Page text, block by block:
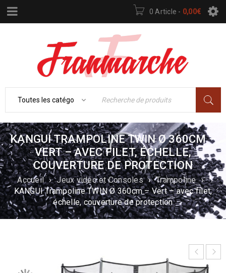
0 Article - 0,00€
KANGUI TRAMPOLINE TWIN Ø 360CM –
VERT – AVEC FILET, ÉCHELLE,
COUVERTURE DE PROTECTION
Accueil › Jeux vidéo et Consoles › Trampoline ›
KANGUI Trampoline TWIN Ø 360cm – Vert – avec filet,
échelle, couverture de protection